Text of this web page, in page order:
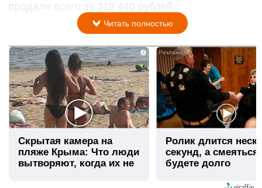
продали всего за 319 440 рублей.
Читать полностью
i
Скрытая камера на
пляже Крыма: Что люди
вытворяют, когда их не
Ролик длится
секунд, а
будете долго